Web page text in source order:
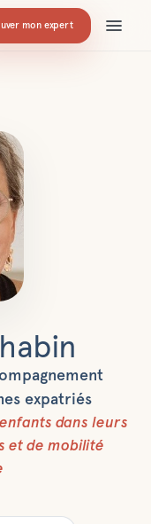
mon expert
expatriés
dans leurs
et de mobilité